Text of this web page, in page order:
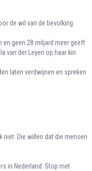
de wil van de bevolking
en geen 28 miljard meer geeft
van der Leyen op haar kin
laten verdwijnen en spreken
niet. Die willen dat die mensen
in Nederland. Stop met